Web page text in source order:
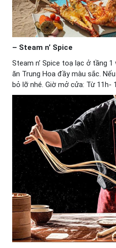
– Steam n’ Spice
Steam n’ Spice toạ lạc ở tầng
ăn Trung Hoa đầy màu sắc.
bỏ lỡ nhé. Giờ mở cửa: Từ 11h-